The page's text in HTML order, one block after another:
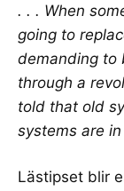
. . . When
going to
demanding to
through a
told that old
systems are in
Lästipset blir